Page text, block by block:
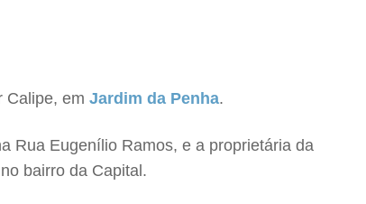
Calipe, em Jardim da Penha.
Rua Eugenílio Ramos, e a proprietária da
bairro da Capital.